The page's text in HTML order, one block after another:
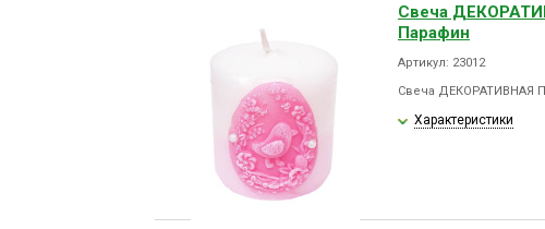
Свеча
Парафин
Артикул: 23012
Свеча ДЕКОРАТИВНАЯ
Характеристики